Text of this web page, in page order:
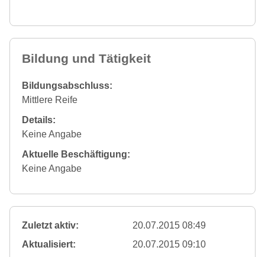
Bildung und Tätigkeit
Bildungsabschluss:
Mittlere Reife
Details:
Keine Angabe
Aktuelle Beschäftigung:
Keine Angabe
Zuletzt aktiv:
20.07.2015 08:49
Aktualisiert:
20.07.2015 09:10